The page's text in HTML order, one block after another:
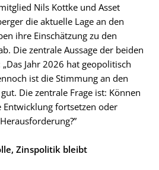
Nils Kottke und Asset
die aktuelle Lage an den
ihre Einschätzung zu den
Die zentrale Aussage der beiden
Jahr 2026 hat geopolitisch
ist die Stimmung an den
Die zentrale Frage ist: Können
fortsetzen oder
Zinspolitik bleibt